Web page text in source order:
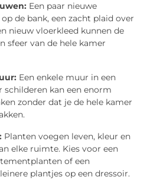
Een paar nieuwe
de bank, een zacht plaid over
nieuw vloerkleed kunnen de
sfeer van de hele kamer
Een enkele muur in een
schilderen kan een enorm
zonder dat je de hele kamer
Planten voegen leven, kleur en
elke ruimte. Kies voor een
of een
plantjes op een dressoir.